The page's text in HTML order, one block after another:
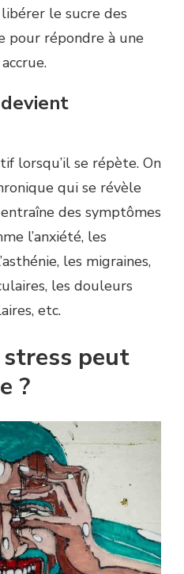
le sucre des
pour répondre à une
lorsqu’il se répète. On
qui se révèle
des symptômes
l’anxiété, les
les migraines,
les douleurs
etc.
peut
?